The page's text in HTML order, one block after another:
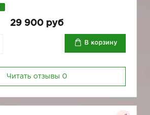
29 900 руб
В корзину
Читать отзывы 0